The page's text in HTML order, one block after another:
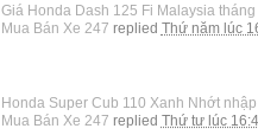
Giá Honda Dash 125 Fi Malaysia tháng
Mua Bán Xe 247 replied Thứ năm lúc
Honda Super Cub 110 Xanh Nhớt nhập
Mua Bán Xe 247 replied Thứ tư lúc